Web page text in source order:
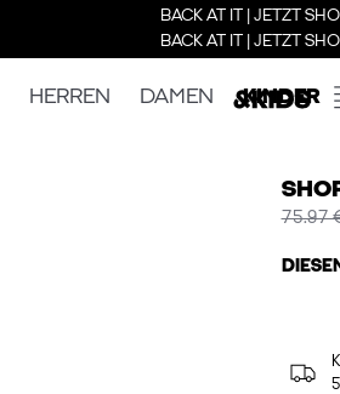
BACK AT IT | JETZT
BACK AT IT | JETZT
HERREN DAMEN KINDER
75.97